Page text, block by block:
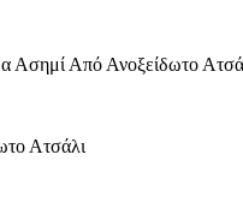
Από Ανοξείδωτο
Ατσάλι